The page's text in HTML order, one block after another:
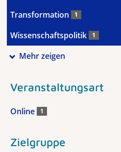
Transformation 1
Wissenschaftspolitik 1
Mehr zeigen
Veranstaltungsart
Online 1
Zielgruppe